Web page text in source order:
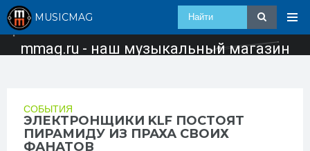
MUSICMAG
mmag.ru - наш музыкальный магазин
СОБЫТИЯ
ЭЛЕКТРОНЩИКИ KLF ПОСТОЯТ
ПИРАМИДУ ИЗ ПРАХА СВОИХ
ФАНАТОВ